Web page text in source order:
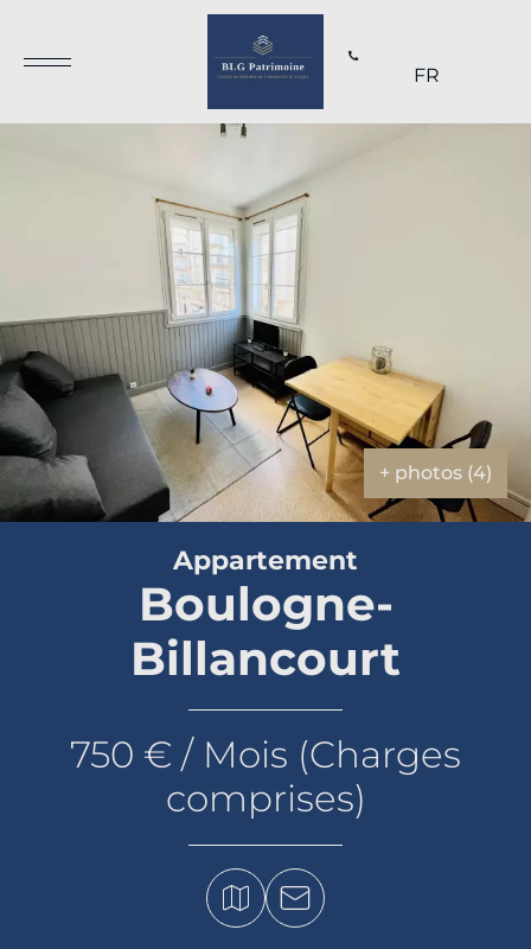
+33 1 70 69 66 19
FR
+ photos (4)
Appartement
Boulogne-
Billancourt
750 € / Mois (Charges
comprises)